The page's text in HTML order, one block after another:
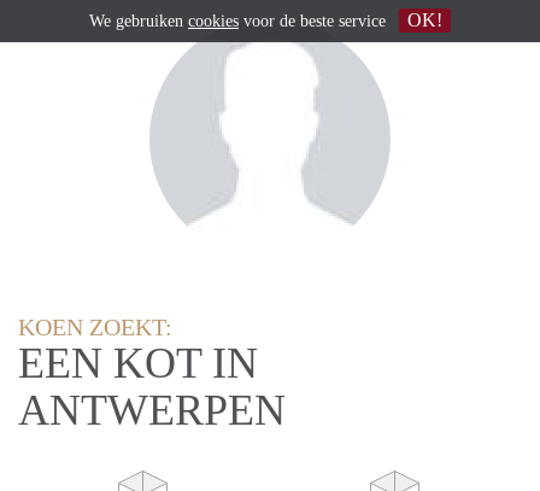
KOEN ZOEKT:
EEN KOT IN
ANTWERPEN
We gebruiken cookies voor de beste service OK!